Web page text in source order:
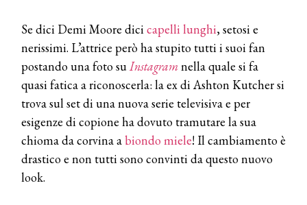
Se dici Demi Moore dicicapelli lunghi, setosi e
nerissimi. L’attrice però ha stupito tutti i suoi fan
postando una foto suInstagramnella quale si fa
quasi fatica a riconoscerla: la ex di Ashton Kutcher si
trova sul set di una nuova serie televisiva e per
esigenze di copione ha dovuto tramutare la sua
chioma da corvina abiondo miele! Il cambiamento è
drastico e non tutti sono convinti da questo nuovo
look.